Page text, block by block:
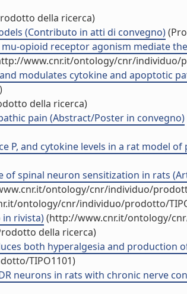
della ricerca)
(Contributo in atti di convegno)
opioid receptor agonism mediate
www.cnr.it/ontology/cnr/individuo/
modulates cytokine and apoptotic
della ricerca)
pain (Abstract/Poster in convegno)
P, and cytokine levels in a rat model
spinal neuron sensitization in rats
ontology/cnr/individuo/
ontology/cnr/individuo/prodotto/
in rivista)(http://www.cnr.it/ontology/
della ricerca)
both hyperalgesia and
TIPO1101)
neurons in rats with chronic nerve